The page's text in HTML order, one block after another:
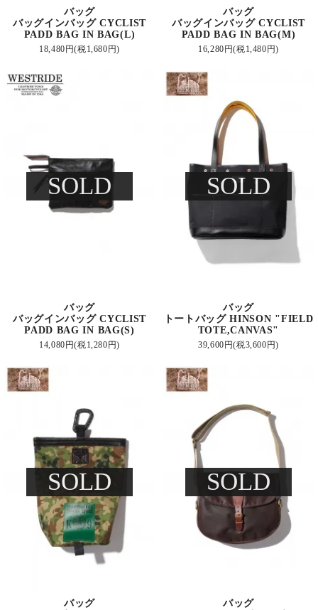
バッグ
バッグインバッグ CYCLIST
PADD BAG IN BAG(L)
18,480円(税1,680円)
バッグ
バッグインバッグ CYCLIST
PADD BAG IN BAG(M)
16,280円(税1,480円)
SOLD
バッグ
バッグインバッグ CYCLIST
PADD BAG IN BAG(S)
14,080円(税1,280円)
SOLD
バッグ
トートバッグ HINSON "FIELD
TOTE,CANVAS"
39,600円(税3,600円)
SOLD
バッグ
SOLD
バッグ